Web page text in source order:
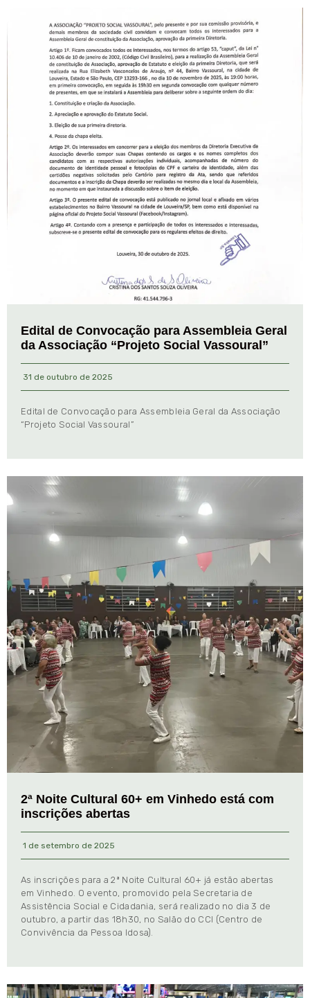
Edital de Convocação para Assembleia Geral
da Associação “Projeto Social Vassoural”
31 de outubro de 2025
Edital de Convocação para Assembleia Geral da Associação
“Projeto Social Vassoural”
2ª Noite Cultural 60+ em Vinhedo está com
inscrições abertas
1 de setembro de 2025
As inscrições para a 2ª Noite Cultural 60+ já estão abertas
em Vinhedo. O evento, promovido pela Secretaria de
Assistência Social e Cidadania, será realizado no dia 3 de
outubro, a partir das 18h30, no Salão do CCI (Centro de
Convivência da Pessoa Idosa).